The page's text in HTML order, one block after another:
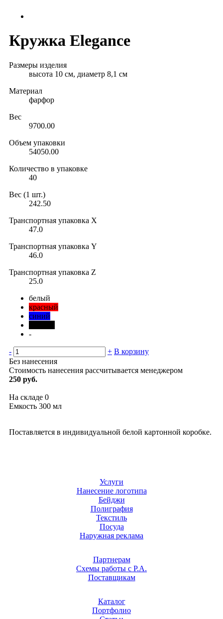
Кружка Elegance
Размеры изделия
высота 10 см, диаметр 8,1 см
Материал
фарфор
Вес
9700.00
Объем упаковки
54050.00
Количество в упаковке
40
Вес (1 шт.)
242.50
Транспортная упаковка X
47.0
Транспортная упаковка Y
46.0
Транспортная упаковка Z
25.0
белый
красный
синий
-
- + В корзину
Без нанесения
Стоимость нанесения рассчитывается менеджером
250 руб.
На складе 0
Емкость 300 мл
Поставляется в индивидуальной белой картонной коробке.
Услуги
Нанесение логотипа
Бейджи
Полиграфия
Текстиль
Посуда
Наружная реклама
Партнерам
Схемы работы с Р.А.
Поставщикам
Каталог
Портфолио